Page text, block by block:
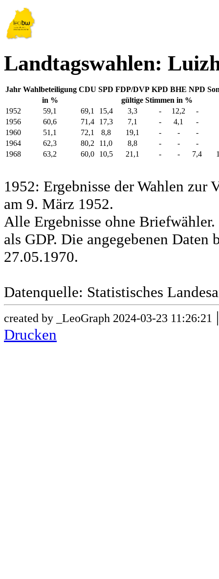
Landtagswahlen:
Jahr Wahlbeteiligung CDU SPD FDP/DVP KPD BHE NPD
in %
gültige Stimmen in %
1952
59,1 69,1 15,4 3,3 - 12,2
-
1956
60,6 71,4 17,3 7,1 - 4,1
-
1960
51,1 72,1 8,8 19,1 - -
-
1964
62,3 80,2 11,0 8,8 - -
-
1968
63,2 60,0 10,5 21,1 - - 7,4
1952: Ergebnisse der Wahlen zur
am 9. März 1952.
Alle Ergebnisse ohne
als GDP. Die angegebenen
27.05.1970.
Datenquelle: Statistisches
created by _LeoGraph 2024-03-23 11:26:21
Drucken